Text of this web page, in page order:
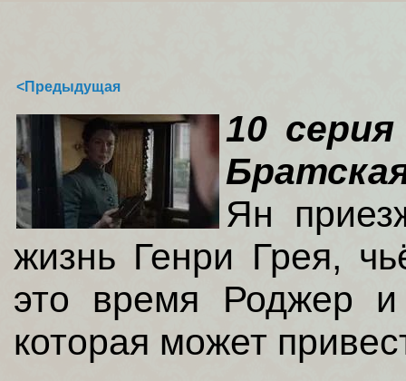
<Предыдущая
10
Ян
жизнь Генри Грея,
это время Роджер и
которая может